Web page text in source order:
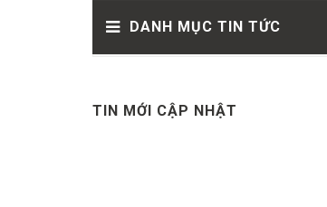
DANH MỤC TIN TỨC
TIN MỚI CẬP NHẬT